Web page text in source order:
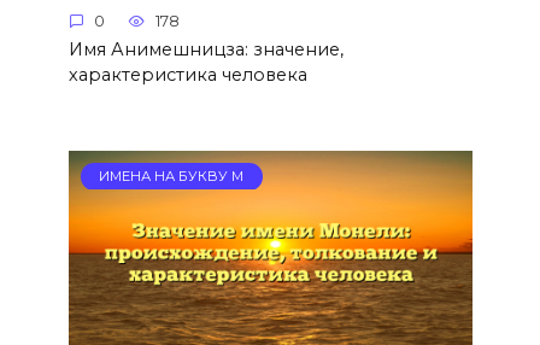
0 178
Имя Анимешницза: значение,
характеристика человека
ИМЕНА НА БУКВУ М